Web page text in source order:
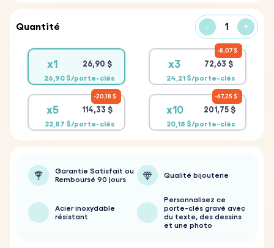
Quantité - +
x1 26,90 $
26,90 $/porte-clés
x3 72,63 $
24,21 $/porte-clés
8,07 $
x5 114,33 $
22,87 $/porte-clés
20,18 $
x10 201,75 $
20,18 $/porte-clés
67,25 $
Garantie Satisfait ou
Remboursé 90 jours
Qualité bijouterie
Acier inoxydable
résistant
Personnalisez ce
porte-clés gravé avec
du texte, des dessins
et une photo